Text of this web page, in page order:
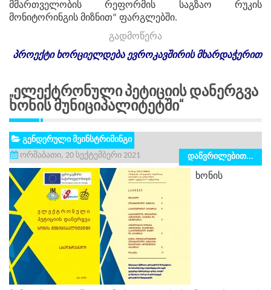
მმართველობის რეფორმის საგზაო რუკის
მონიტორინგის მიზნით“ ფარგლებში.
გადმოწერა
პროექტი ხორციელდება ევროკავშირის მხარდაჭერით
„ელექტრონული Პეტიციის Დანერგვა
Ხონის Მუნიციპალიტეტში“
გენდერული მეინსტრიმინგი
ორშაბათი, 20 სექტემბერი 2021
დაწვრილებით...
ხონის